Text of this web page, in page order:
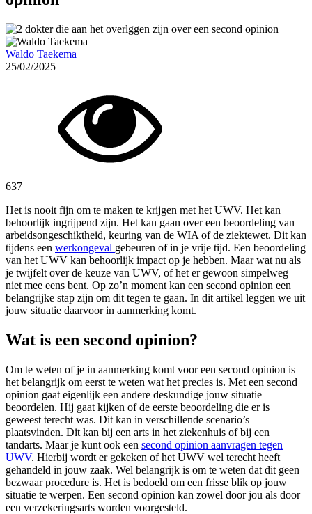
Waldo Taekema
25/02/2025
637
Het is nooit fijn om te maken te krijgen met het UWV. Het kan
behoorlijk ingrijpend zijn. Het kan gaan over een beoordeling van
arbeidsongeschiktheid, keuring van de WIA of de ziektewet. Dit kan
tijdens een werkongeval gebeuren of in je vrije tijd. Een beoordeling
van het UWV kan behoorlijk impact op je hebben. Maar wat nu als
je twijfelt over de keuze van UWV, of het er gewoon simpelweg
niet mee eens bent. Op zo’n moment kan een second opinion een
belangrijke stap zijn om dit tegen te gaan. In dit artikel leggen we uit
jouw situatie daarvoor in aanmerking komt.
Wat is een second opinion?
Om te weten of je in aanmerking komt voor een second opinion is
het belangrijk om eerst te weten wat het precies is. Met een second
opinion gaat eigenlijk een andere deskundige jouw situatie
beoordelen. Hij gaat kijken of de eerste beoordeling die er is
geweest terecht was. Dit kan in verschillende scenario’s
plaatsvinden. Dit kan bij een arts in het ziekenhuis of bij een
tandarts. Maar je kunt ook een second opinion aanvragen tegen
UWV. Hierbij wordt er gekeken of het UWV wel terecht heeft
gehandeld in jouw zaak. Wel belangrijk is om te weten dat dit geen
bezwaar procedure is. Het is bedoeld om een frisse blik op jouw
situatie te werpen. Een second opinion kan zowel door jou als door
een verzekeringsarts worden voorgesteld.